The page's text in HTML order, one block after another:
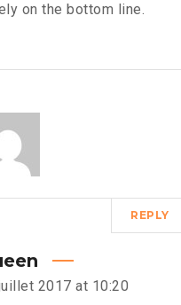
on the bottom line.
2017 at 10:20
REPLY